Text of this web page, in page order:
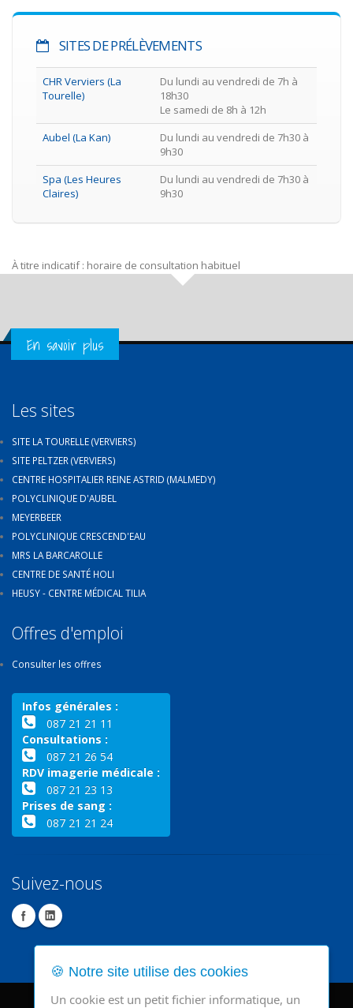
SITES DE PRÉLÈVEMENTS
CHR Verviers (La
Tourelle)
Du lundi au vendredi de 7h à
18h30
Le samedi de 8h à 12h
Aubel (La Kan)
Du lundi au vendredi de 7h30 à
9h30
Spa (Les Heures
Claires)
Du lundi au vendredi de 7h30 à
9h30
À titre indicatif : horaire de consultation habituel
Get in Touch
En savoir plus
Les sites
SITE LA TOURELLE (VERVIERS)
SITE PELTZER (VERVIERS)
CENTRE HOSPITALIER REINE ASTRID (MALMEDY)
POLYCLINIQUE D'AUBEL
MEYERBEER
POLYCLINIQUE CRESCEND'EAU
MRS LA BARCAROLLE
CENTRE DE SANTÉ HOLI
HEUSY - CENTRE MÉDICAL TILIA
Offres d'emploi
Consulter les offres
Infos générales :
087 21 21 11
Consultations :
087 21 26 54
RDV imagerie médicale :
087 21 23 13
Prises de sang :
087 21 21 24
Suivez-nous
🍪 Notre site utilise des cookies
Un cookie est un petit fichier informatique, un